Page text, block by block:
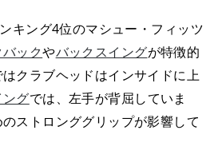
キング4位のマシュー・フィッツ
ックやバックスイングが特徴的
クラブヘッドはインサイドに上
ングでは、左手が背屈していま
ストロンググリップが影響して